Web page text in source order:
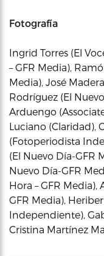
Fotografía
Ingrid Torres (El
– GFR Media),
Media), José
Rodríguez (El
Arduengo
Luciano (Claridad),
(Fotoperiodista
(El Nuevo Día-GFR
Nuevo Día-GFR
Hora – GFR
GFR Media),
Independiente),
Cristina Martínez